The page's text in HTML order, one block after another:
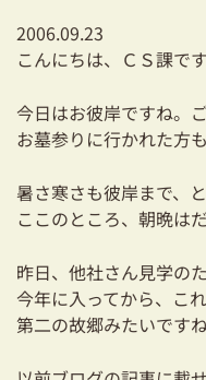
建て
耐震対
必見！土
資金計
2006.09.23
こんにちは、ＣＳ課です
今日はお彼岸ですね。
お墓参りに行かれた方
暑さ寒さも彼岸まで、
ここのところ、朝晩は
昨日、他社さん見学の
今年に入ってから、こ
第二の故郷みたいですね